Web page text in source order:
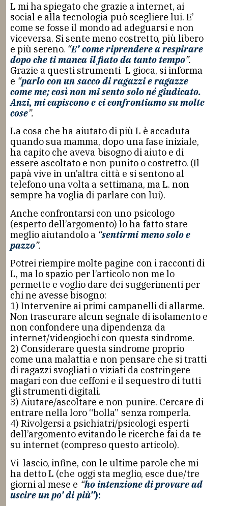
L mi ha spiegato che grazie a internet, ai
social e alla tecnologia può scegliere lui. E’
come se fosse il mondo ad adeguarsi e non
viceversa. Si sente meno costretto, più libero
e più sereno. “E’ come riprendere a respirare
dopo che ti manca il fiato da tanto tempo”.
Grazie a questi strumenti L gioca, si informa
e “parlo con un sacco di ragazzi e ragazze
come me; così non mi sento solo né giudicato.
Anzi, mi capiscono e ci confrontiamo su molte
cose”.
La cosa che ha aiutato di più L è accaduta
quando sua mamma, dopo una fase iniziale,
ha capito che aveva bisogno di aiuto e di
essere ascoltato e non punito o costretto. (Il
papà vive in un’altra città e si sentono al
telefono una volta a settimana, ma L. non
sempre ha voglia di parlare con lui).
Anche confrontarsi con uno psicologo
(esperto dell’argomento) lo ha fatto stare
meglio aiutandolo a “sentirmi meno solo e
pazzo”.
Potrei riempire molte pagine con i racconti di
L, ma lo spazio per l’articolo non me lo
permette e voglio dare dei suggerimenti per
chi ne avesse bisogno:
1) Intervenire ai primi campanelli di allarme.
Non trascurare alcun segnale di isolamento e
non confondere una dipendenza da
internet/videogiochi con questa sindrome.
2) Considerare questa sindrome proprio
come una malattia e non pensare che si tratti
di ragazzi svogliati o viziati da costringere
magari con due ceffoni e il sequestro di tutti
gli strumenti digitali.
3) Aiutare/ascoltare e non punire. Cercare di
entrare nella loro “bolla” senza romperla.
4) Rivolgersi a psichiatri/psicologi esperti
dell’argomento evitando le ricerche fai da te
su internet (compreso questo articolo).
Vi lascio, infine, con le ultime parole che mi
ha detto L (che oggi sta meglio, esce due/tre
giorni al mese e “ho intenzione di provare ad
uscire un po’ di più”):